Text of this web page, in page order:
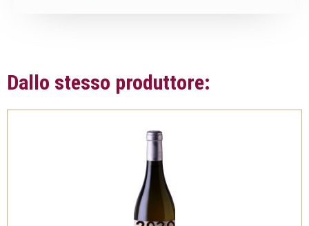
Dallo stesso produttore: